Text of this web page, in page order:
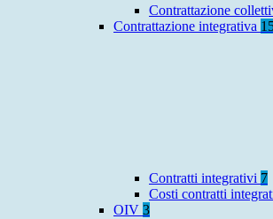
Contrattazione
Contrattazione integrativa
Contratti integrativi 7
Costi contratti
OIV 3